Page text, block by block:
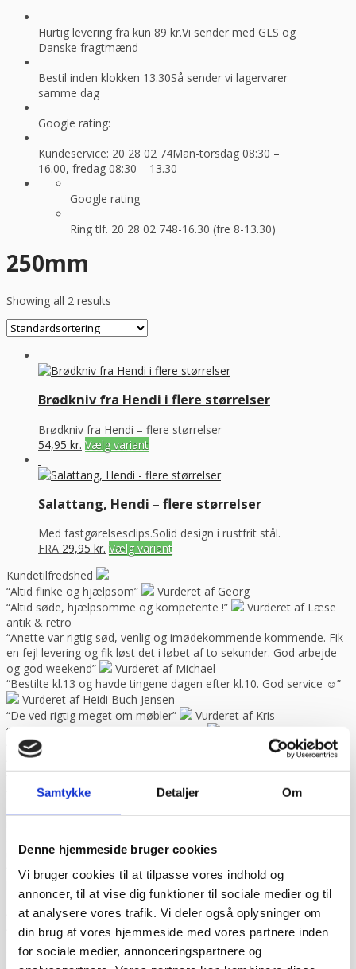
Samtykke Detaljer Om
Denne hjemmeside bruger cookies
Vi bruger cookies til at tilpasse vores indhold og
annoncer, til at vise dig funktioner til sociale medier og til
at analysere vores trafik. Vi deler også oplysninger om
din brug af vores hjemmeside med vores partnere inden
for sociale medier, annonceringspartnere og
Hurtig levering fra kun 89 kr.Vi sender med GLS og
Danske fragtmænd
Bestil inden klokken 13.30Så sender vi lagervarer
samme dag
Google rating:
Kundeservice: 20 28 02 74Man-torsdag 08:30 –
16.00, fredag 08:30 – 13.30
Google rating
Ring tlf. 20 28 02 748-16.30 (fre 8-13.30)
250mm
Showing all 2 results
Brødkniv fra Hendi i flere størrelser
Brødkniv fra Hendi – flere størrelser
54,95 kr. Vælg variant
Salattang, Hendi – flere størrelser
Med fastgørelsesclips.Solid design i rustfrit stål.
FRA 29,95 kr. Vælg variant
Kundetilfredshed
“Altid flinke og hjælpsom”
Vurderet af Georg
“Altid søde, hjælpsomme og kompetente !”
Vurderet af Læse
antik & retro
“Anette var rigtig sød, venlig og imødekommende kommende. Fik
en fejl levering og fik løst det i løbet af to sekunder. God arbejde
og god weekend”
Vurderet af Michael
“Bestilte kl.13 og havde tingene dagen efter kl.10. God service ☺”
Vurderet af Heidi Buch Jensen
“De ved rigtig meget om møbler”
Vurderet af Kris
“Det var en meget behagelig samtale.”
“Ekspert i hvidevarer “
“Er blevet mødt at hjælpsomme og utrolig søde medarbejdere”
“Fantastisk service. De ligger sig virkelig i selen for at give en god
ud over det sædvanlige.”
Vurderet af Peter Holm
“Fedt sted for den lille mand der gerne vil købe lidt af det de proff
bruger søde og hjælpsomme ansatte”
Vurderet af Henrik
Hauge
“Fin fyr, der løste opgaven”
Vurderet af Marlu
“Første gang jeg har handlet her,men helt sikkert ikke sidste
gang,Go service og en super flink sælger i røret Kan klart anbefale
at handle her”
Vurderet af Ole